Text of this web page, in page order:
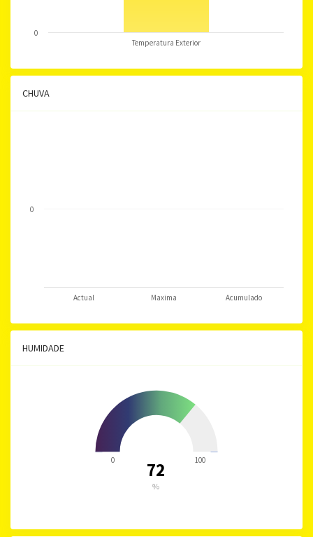
Temperatura Exterior
0
CHUVA
Actual Maxima Acumulado
0
HUMIDADE
0 100
72
%